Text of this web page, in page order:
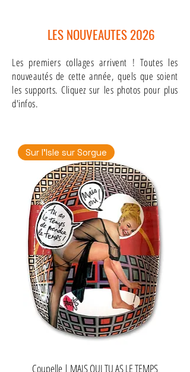
LES NOUVEAUTES 2026
Les premiers collages arrivent ! Toutes les
nouveautés de cette année, quels que soient
les supports. Cliquez sur les photos pour plus
d'infos.
Sur l'Isle sur Sorgue
Coupelle | MAIS OUI TU AS LE TEMPS